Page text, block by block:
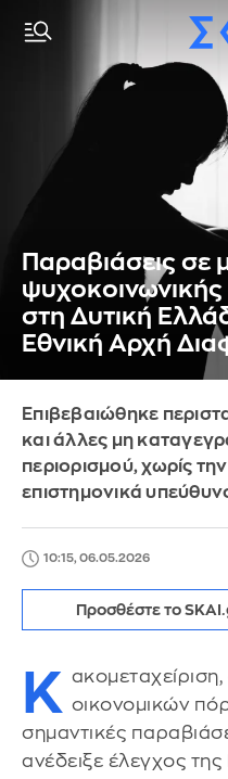
Παραβιάσεις σε
στη Δυτική
Εθνική Αρχή
Επιβεβαιώθηκε
και άλλες μη
περιορισμού, χωρίς
επιστημονικά
10:15, 06.05.2026
Προσθέστε το
Κ οικονομικών
σημαντικές
ανέδειξε έλεγχος